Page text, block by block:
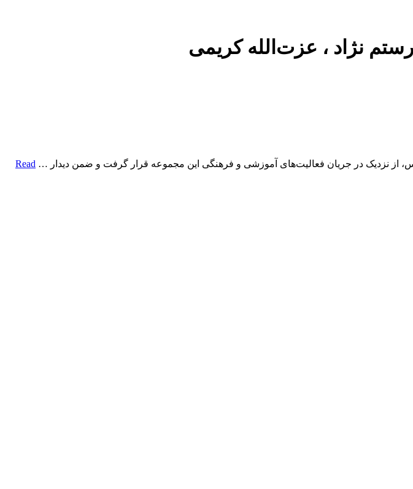
نژاد ، عزت‌الله کریمی
از نزدیک در جریان فعالیت‌های آموزشی و فرهنگی این مجموعه قرار گرفت و ضمن دیدار … Read